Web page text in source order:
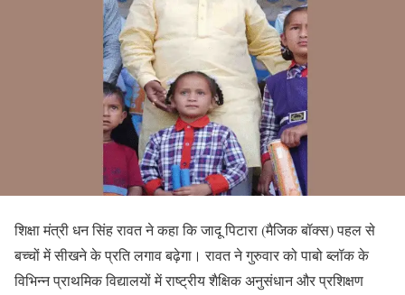
शिक्षा मंत्री धन सिंह रावत ने कहा कि जादू पिटारा (मैजिक बॉक्स) पहल से
बच्चों में सीखने के प्रति लगाव बढ़ेगा। रावत ने गुरुवार को पाबो ब्लॉक के
विभिन्न प्राथमिक विद्यालयों में राष्ट्रीय शैक्षिक अनुसंधान और प्रशिक्षण